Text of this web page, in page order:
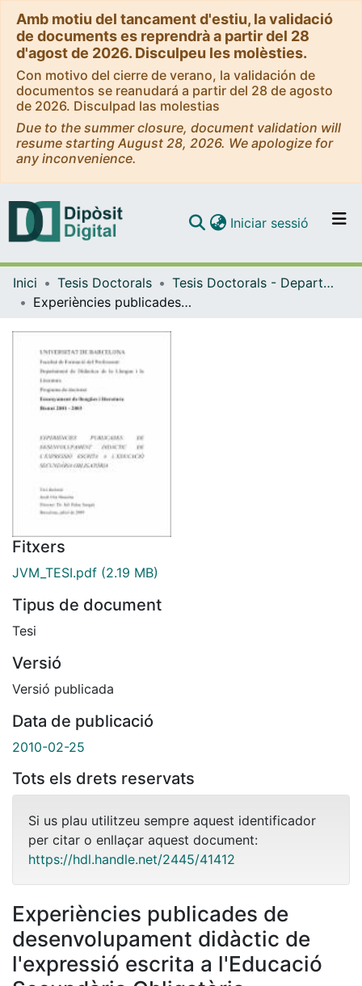
Amb motiu del tancament d'estiu, la validació
de documents es reprendrà a partir del 28
d'agost de 2026. Disculpeu les molèsties.
Con motivo del cierre de verano, la validación de
documentos se reanudará a partir del 28 de agosto
de 2026. Disculpad las molestias
Due to the summer closure, document validation will
resume starting August 28, 2026. We apologize for
any inconvenience.
Navega per tot el DD
Iniciar sessió (current)
Inici Tesis Doctorals
Tesis Doctorals - Departament - Didàctica de la Llengua i la Literatura
Experiències publicades de desenvolupament didàctic de l'expressió escrita a l'Educació Secundària Obligatòria
Fitxers
JVM_TESI.pdf (2.19 MB)
Tipus de document
Tesi
Versió
Versió publicada
Data de publicació
2010-02-25
Tots els drets reservats
Si us plau utilitzeu sempre aquest identificador
per citar o enllaçar aquest document:
https://hdl.handle.net/2445/41412
Experiències publicades de
desenvolupament didàctic de
l'expressió escrita a l'Educació